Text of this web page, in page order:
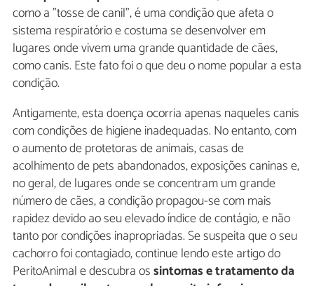
como a "tosse de canil", é uma condição que afeta o
sistema respiratório e costuma se desenvolver em
lugares onde vivem uma grande quantidade de cães,
como canis. Este fato foi o que deu o nome popular a esta
condição.
Antigamente, esta doença ocorria apenas naqueles canis
com condições de higiene inadequadas. No entanto, com
o aumento de protetoras de animais, casas de
acolhimento de pets abandonados, exposições caninas e,
no geral, de lugares onde se concentram um grande
número de cães, a condição propagou-se com mais
rapidez devido ao seu elevado índice de contágio, e não
tanto por condições inapropriadas. Se suspeita que o seu
cachorro foi contagiado, continue lendo este artigo do
PeritoAnimal e descubra ossintomas e tratamento da